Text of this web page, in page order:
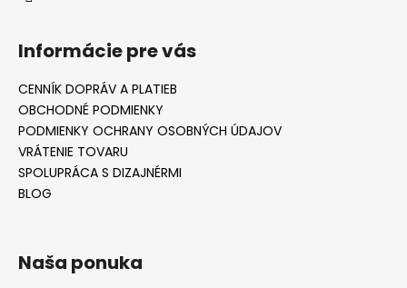
Informácie pre vás
CENNÍK DOPRÁV A PLATIEB
OBCHODNÉ PODMIENKY
PODMIENKY OCHRANY OSOBNÝCH ÚDAJOV
VRÁTENIE TOVARU
SPOLUPRÁCA S DIZAJNÉRMI
BLOG
Naša ponuka